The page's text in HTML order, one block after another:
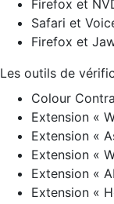
Firefox et
Safari et
Firefox et
Les outils de
Colour
Extension «
Extension «
Extension «
Extension «
Extension «